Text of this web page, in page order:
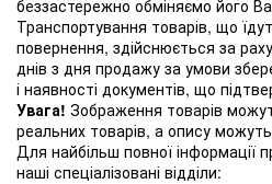
беззастережно обміняємо його
Транспортування товарів, що
повернення, здійснюється за
днів з дня продажу за умови
і наявності документів, що
Увага! Зображення товарів
реальних товарів, а опису
Для найбільш повної інформації
наші спеціалізовані відділи: